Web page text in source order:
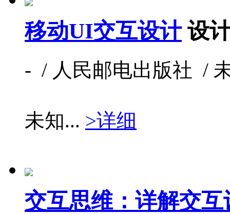
移动UI交互设计 设
- / 人民邮电出版社 /
未知... >详细
交互思维：详解交